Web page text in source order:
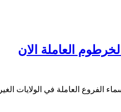
العاملة الان
الفروع العاملة في الولايات